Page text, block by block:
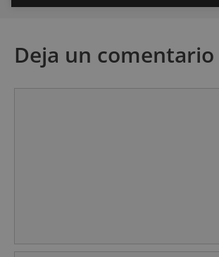
Deja un comentario